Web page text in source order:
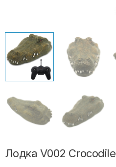
Лодка V002 Crocodile